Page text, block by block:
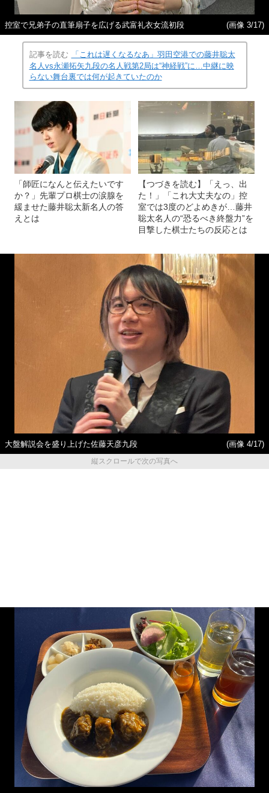
控室で兄弟子の直筆扇子を広げる武富礼衣女流初段 (画像 3/17)
記事を読む
「これは遅くなるなあ」羽田空港での藤井聡太
名人vs永瀬拓矢九段の名人戦第2局は“神経戦”に…中継に映
らない舞台裏では何が起きていたのか
「師匠になんと伝えたいです
か？」先輩プロ棋士の涙腺を
緩ませた藤井聡太新名人の答
えとは
【つづきを読む】「えっ、出
た！」「これ大丈夫なの」控
室では3度のどよめきが…藤井
聡太名人の“恐るべき終盤力”を
目撃した棋士たちの反応とは
大盤解説会を盛り上げた佐藤天彦九段
(画像 4/17)
縦スクロールで次の写真へ